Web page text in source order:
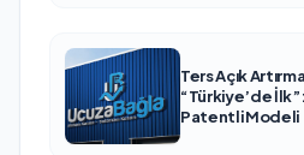
Ters Açık
“Türkiye’de
Patentli Modeli